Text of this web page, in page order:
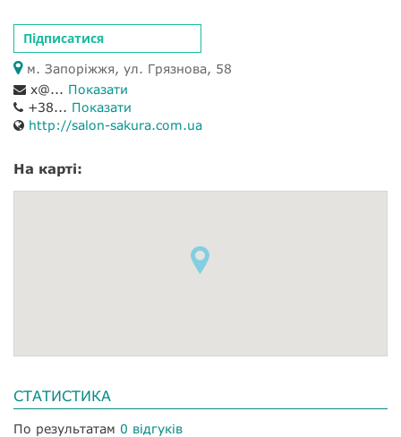
Підписатися
м. Запоріжжя, ул. Грязнова, 58
x@... Показати
+38... Показати
http://salon-sakura.com.ua
На карті:
СТАТИСТИКА
По результатам 0 відгуків